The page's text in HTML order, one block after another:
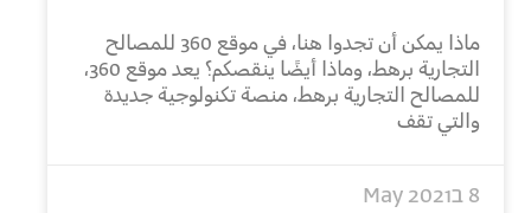
ماذا يمكن أن تجدوا هنا، في موقع 360 للمصالح
التجارية برهط، وماذا أيضًا ينقصكم؟ يعد موقع 360،
للمصالح التجارية برهط، منصة تكنولوجية جديدة
والتي تقف
8 בMay 2021